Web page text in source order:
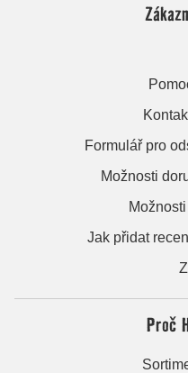
Formulář pro
Možnosti
Jak přidat
Proč